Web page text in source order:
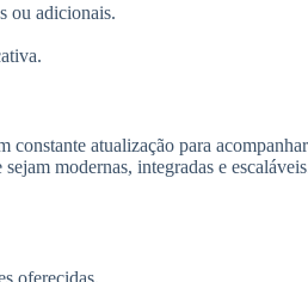
ou adicionais.
atualização para
modernas, integradas e
oferecidas.